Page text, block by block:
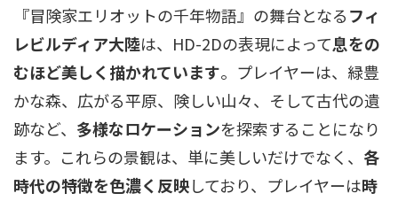
『冒険家エリオットの千年物語』の舞台となるフィ
レビルディア大陸は、HD-2Dの表現によって息をの
むほど美しく描かれています。プレイヤーは、緑豊
かな森、広がる平原、険しい山々、そして古代の遺
跡など、 多様なロケーションを探索することになり
ます。これらの景観は、単に美しいだけでなく、 各
時代の特徴を色濃く反映しており、プレイヤーは時